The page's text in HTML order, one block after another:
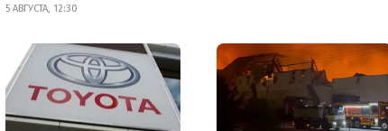
5 АВГУСТА, 12:30